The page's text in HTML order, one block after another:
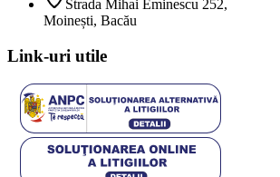
Strada Mihai Eminescu 252,
Moinești, Bacău
Link-uri utile